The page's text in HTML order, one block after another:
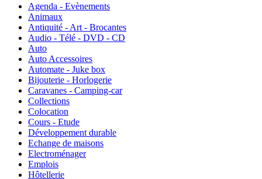
Agenda - Evènements
Animaux
Antiquité - Art - Brocantes
Audio - Télé - DVD - CD
Auto
Auto Accessoires
Automate - Juke box
Bijouterie - Horlogerie
Caravanes - Camping-car
Collections
Colocation
Cours - Etude
Développement durable
Echange de maisons
Electroménager
Emplois
Hôtellerie